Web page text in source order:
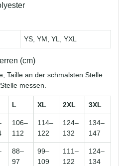
YS, YM, YL, YXL
(cm)
Taille an der schmalsten Stelle
messen.
L XL 2XL 3XL
106–
112
114–
122
124–
132
134–
147
88–
97
99–
109
111–
122
124–
134